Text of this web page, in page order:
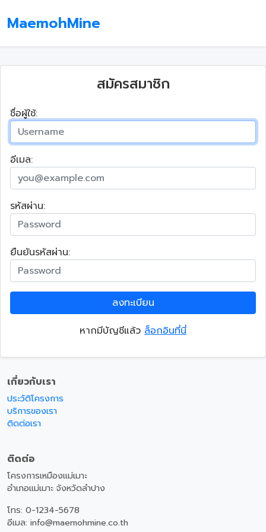
MaemohMine
สมัครสมาชิก
ชื่อผู้ใช้:
อีเมล:
รหัสผ่าน:
ยืนยันรหัสผ่าน:
ลงทะเบียน
หากมีบัญชีแล้ว ล็อกอินที่นี่
เกี่ยวกับเรา
ประวัติโครงการ
บริการของเรา
ติดต่อเรา
ติดต่อ
โครงการเหมืองแม่เมาะ
อำเภอแม่เมาะ จังหวัดลำปาง
โทร: 0-1234-5678
อีเมล: info@maemohmine.co.th